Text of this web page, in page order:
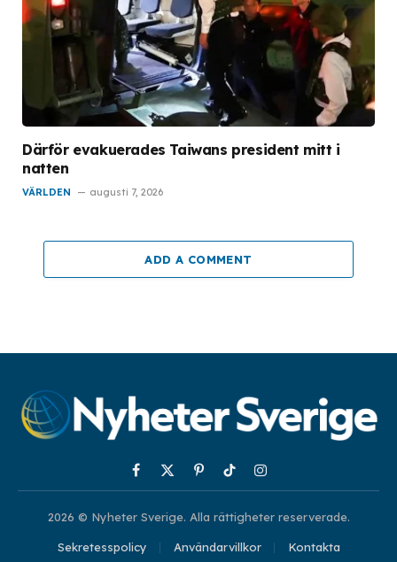
Därför evakuerades Taiwans president mitt i
natten
VÄRLDEN augusti 7, 2026
ADD A COMMENT
Facebook
X
PinterestTikTokInstagram
2026 © Nyheter Sverige. Alla rättigheter reserverade.
Sekretesspolicy Användarvillkor Kontakta